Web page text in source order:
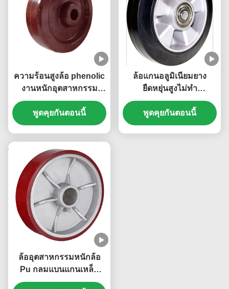
ความร้อนสูงล้อ phenolic
งานหนักอุตสาหกรรม
caster ไม่นําอุตสาหกรรม
casters 300 องศา
พูดคุยกันตอนนี้
ล้อแกนอลูมิเนียมยาง
ยืดหยุ่นสูงไม่ทำ
เครื่องหมายลูกล้อ
อุตสาหกรรมสำหรับงาน
หนักรับน้ำหนักได้ 80 กก.
พูดคุยกันตอนนี้
ล้ออุตสาหกรรมหนักล้อ
Pu กลมแบนแกนเหล็ก
หล่อ Whee กำลังการผลิต